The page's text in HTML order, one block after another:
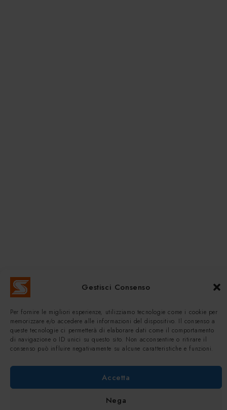
Gestisci Consenso
Per fornire le migliori esperienze, utilizziamo tecnologie come i cookie per
memorizzare e/o accedere alle informazioni del dispositivo. Il consenso a
queste tecnologie ci permetterà di elaborare dati come il comportamento
di navigazione o ID unici su questo sito. Non acconsentire o ritirare il
consenso può influire negativamente su alcune caratteristiche e funzioni.
Accetta
Nega